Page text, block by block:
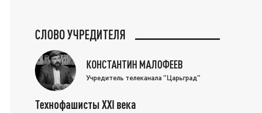
СЛОВО УЧРЕДИТЕЛЯ
КОНСТАНТИН МАЛОФЕЕВ
Учредитель телеканала "Царьград"
Технофашисты XXI века